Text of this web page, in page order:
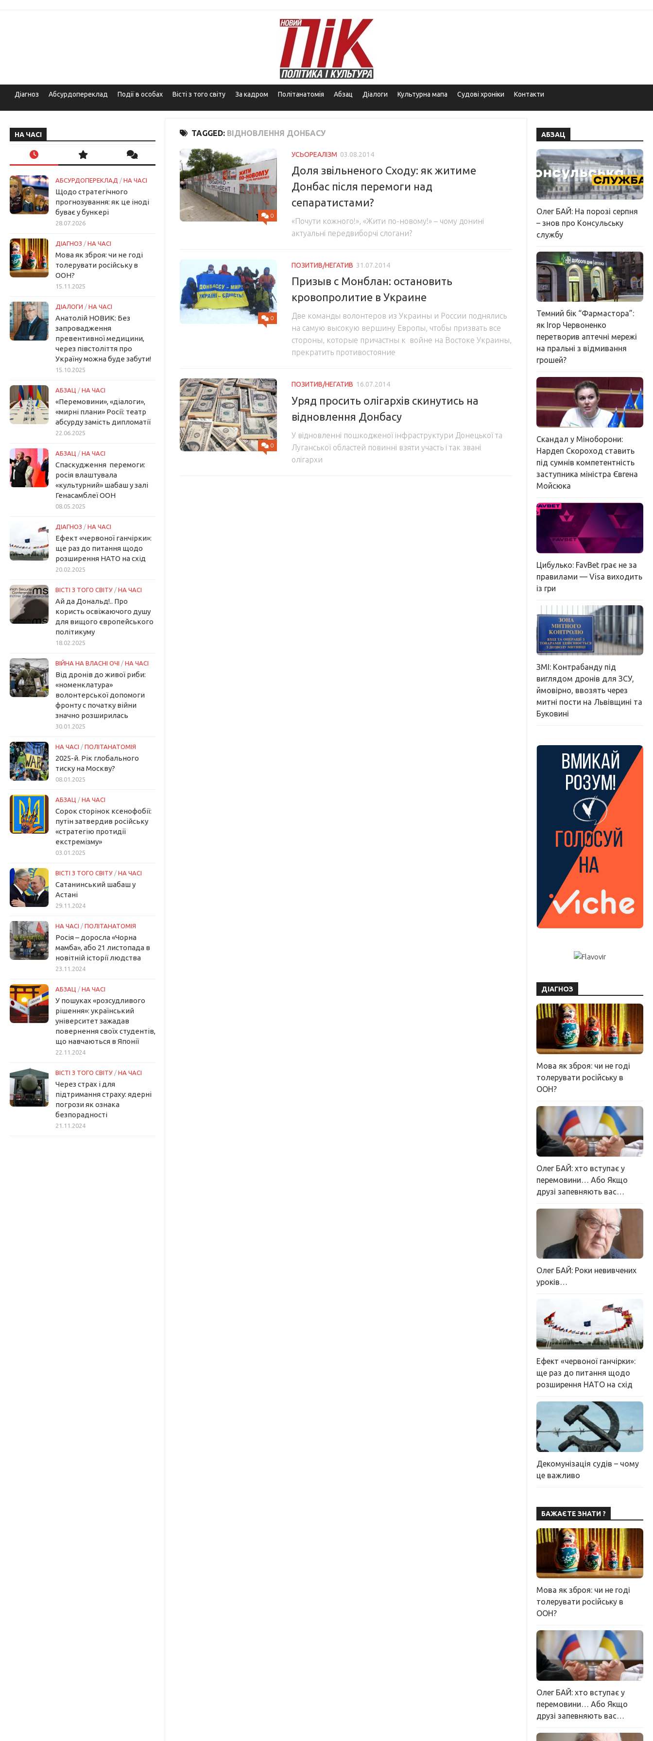
Діагноз Абсурдопереклад Події в особах Вісті з того світу За кадром Політанатомія Абзац Діалоги Культурна мапа Судові хроніки Контакти
TAGGED: ВІДНОВЛЕННЯ ДОНБАСУ
0
УСЬОРЕАЛІЗМ 03.08.2014
Доля звільненого Сходу: як житиме
Донбас після перемоги над
сепаратистами?
«Почути кожного!», «Жити по-новому!» – чому донині
актуальні передвиборчі слогани?
0
ПОЗИТИВ/НЕГАТИВ 31.07.2014
Призыв с Монблан: остановить
кровопролитие в Украине
Две команды волонтеров из Украины и России поднялись
на самую высокую вершину Европы, чтобы призвать все
стороны, которые причастны к войне на Востоке Украины,
прекратить противостояние
0
ПОЗИТИВ/НЕГАТИВ 16.07.2014
Уряд просить олігархів скинутись на
відновлення Донбасу
У відновленні пошкодженої інфраструктури Донецької та
Луганської областей повинні взяти участь і так звані
олігархи
НА ЧАСІ
АБСУРДОПЕРЕКЛАД / НА ЧАСІ
Щодо стратегічного
прогнозування: як це іноді
буває у бункері
28.07.2026
ДІАГНОЗ / НА ЧАСІ
Мова як зброя: чи не годі
толерувати російську в
ООН?
15.11.2025
ДІАЛОГИ / НА ЧАСІ
Анатолій НОВИК: Без
запровадження
превентивної медицини,
через півстоліття про
Україну можна буде забути!
15.10.2025
АБЗАЦ / НА ЧАСІ
«Перемовини», «діалоги»,
«мирні плани» Росії: театр
абсурду замість дипломатії
22.06.2025
АБЗАЦ / НА ЧАСІ
Спаскудження перемоги:
росія влаштувала
«культурний» шабаш у залі
Генасамблеї ООН
08.05.2025
ДІАГНОЗ / НА ЧАСІ
Ефект «червоної ганчірки»:
ще раз до питання щодо
розширення НАТО на схід
20.02.2025
ВІСТІ З ТОГО СВІТУ / НА ЧАСІ
Ай да Дональд!.. Про
користь освіжаючого душу
для вищого європейського
політикуму
18.02.2025
ВІЙНА НА ВЛАСНІ ОЧІ / НА ЧАСІ
Від дронів до живої риби:
«номенклатура»
волонтерської допомоги
фронту с початку війни
значно розширилась
30.01.2025
НА ЧАСІ / ПОЛІТАНАТОМІЯ
2025-й. Рік глобального
тиску на Москву?
08.01.2025
АБЗАЦ / НА ЧАСІ
Сорок сторінок ксенофобії:
путін затвердив російську
«стратегію протидії
екстремізму»
03.01.2025
ВІСТІ З ТОГО СВІТУ / НА ЧАСІ
Сатанинський шабаш у
Астані
29.11.2024
НА ЧАСІ / ПОЛІТАНАТОМІЯ
Росія – доросла «Чорна
мамба», або 21 листопада в
новітній історії людства
23.11.2024
АБЗАЦ / НА ЧАСІ
У пошуках «розсудливого
рішення»: український
університет зажадав
повернення своїх студентів,
що навчаються в Японії
22.11.2024
ВІСТІ З ТОГО СВІТУ / НА ЧАСІ
Через страх і для
підтримання страху: ядерні
погрози як ознака
безпорадності
21.11.2024
АБЗАЦ
Олег БАЙ: На порозі серпня
– знов про Консульську
службу
Темний бік “Фармастора”:
як Ігор Червоненко
перетворив аптечні мережі
на пральні з відмивання
грошей?
Скандал у Міноборони:
Нардеп Скороход ставить
під сумнів компетентність
заступника міністра Євгена
Мойсюка
Цибулько: FavBet грає не за
правилами — Visa виходить
із гри
ЗМІ: Контрабанду під
виглядом дронів для ЗСУ,
ймовірно, ввозять через
митні пости на Львівщині та
Буковині
ДІАГНОЗ
Мова як зброя: чи не годі
толерувати російську в
ООН?
Олег БАЙ: хто вступає у
перемовини… Або Якщо
друзі запевняють вас…
Олег БАЙ: Роки невивчених
уроків…
Ефект «червоної ганчірки»:
ще раз до питання щодо
розширення НАТО на схід
Декомунізація судів – чому
це важливо
БАЖАЄТЕ ЗНАТИ ?
Мова як зброя: чи не годі
толерувати російську в
ООН?
Олег БАЙ: хто вступає у
перемовини… Або Якщо
друзі запевняють вас…